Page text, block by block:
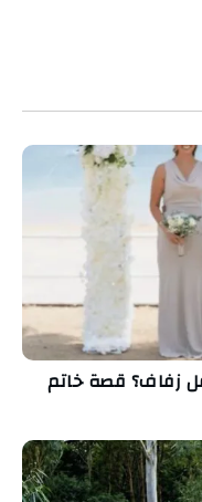
زفاف؟ قصة خاتم